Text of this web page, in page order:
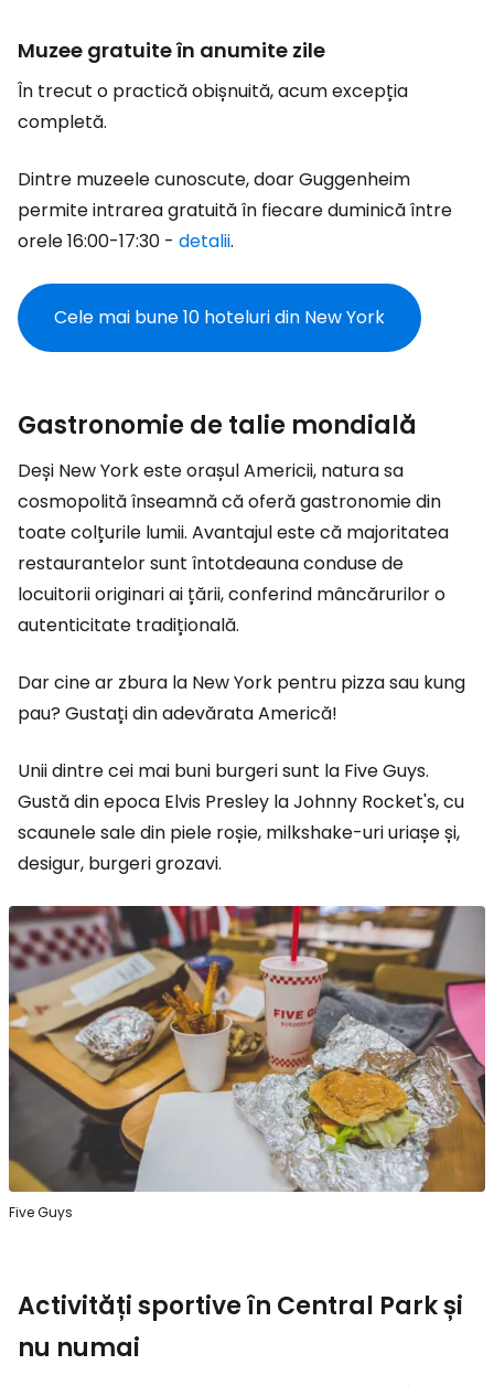
Muzee gratuite în anumite zile
În trecut o practică obișnuită, acum excepția
completă.
Dintre muzeele cunoscute, doar Guggenheim
permite intrarea gratuită în fiecare duminică între
orele 16:00-17:30 - detalii.
Cele mai bune 10 hoteluri din New York
Gastronomie de talie mondială
Deși New York este orașul Americii, natura sa
cosmopolită înseamnă că oferă gastronomie din
toate colțurile lumii. Avantajul este că majoritatea
restaurantelor sunt întotdeauna conduse de
locuitorii originari ai țării, conferind mâncărurilor o
autenticitate tradițională.
Dar cine ar zbura la New York pentru pizza sau kung
pau? Gustați din adevărata Americă!
Unii dintre cei mai buni burgeri sunt la Five Guys.
Gustă din epoca Elvis Presley la Johnny Rocket's, cu
scaunele sale din piele roșie, milkshake-uri uriașe și,
desigur, burgeri grozavi.
Five Guys
Activități sportive în Central Park și
nu numai